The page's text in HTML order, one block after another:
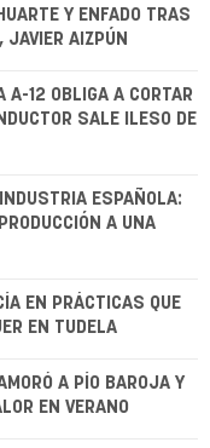
Y ENFADO TRAS
JAVIER AIZPÚN
A-12 OBLIGA A CORTAR
SALE ILESO DE
ESPAÑOLA:
A UNA
EN PRÁCTICAS QUE
EN TUDELA
A PÍO BAROJA Y
EN VERANO